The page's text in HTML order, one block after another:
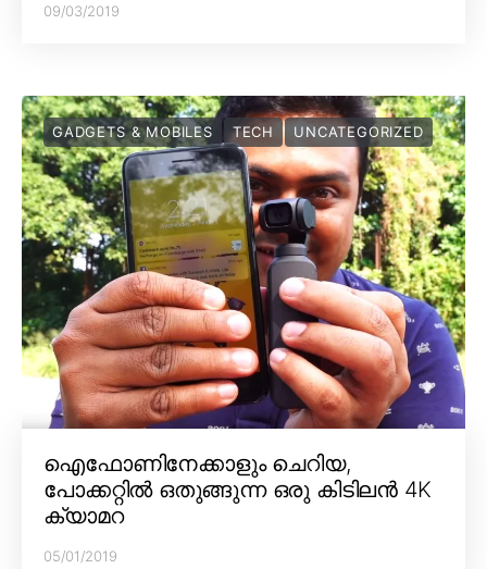
09/03/2019
GADGETS & MOBILES TECH UNCATEGORIZED
ഐഫോണിനേക്കാളും ചെറിയ,
പോക്കറ്റിൽ ഒതുങ്ങുന്ന ഒരു കിടിലൻ 4K
ക്യാമറ
05/01/2019